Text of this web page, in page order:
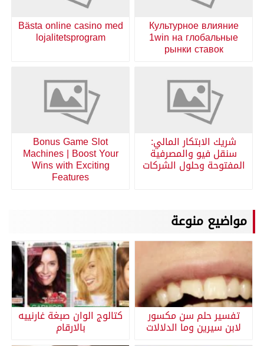
Культурное влияние
1win на глобальные
рынки ставок
Bästa online casino med
lojalitetsprogram
شريك الابتكار المالي:
سنقل فيو والمصرفية
المفتوحة وحلول الشركات
Bonus Game Slot
Machines | Boost Your
Wins with Exciting
Features
مواضيع منوعة
تفسير حلم سن مكسور
لابن سيرين وما الدلالات
كتالوج الوان صبغة غارنييه
بالارقام